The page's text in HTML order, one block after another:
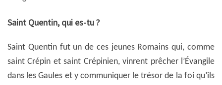
Saint Quentin, qui es-tu ?
Saint Quentin fut un de ces jeunes Romains qui, comme
saint Crépin et saint Crépinien, vinrent prêcher l’Évangile
dans les Gaules et y communiquer le trésor de la foi qu’ils